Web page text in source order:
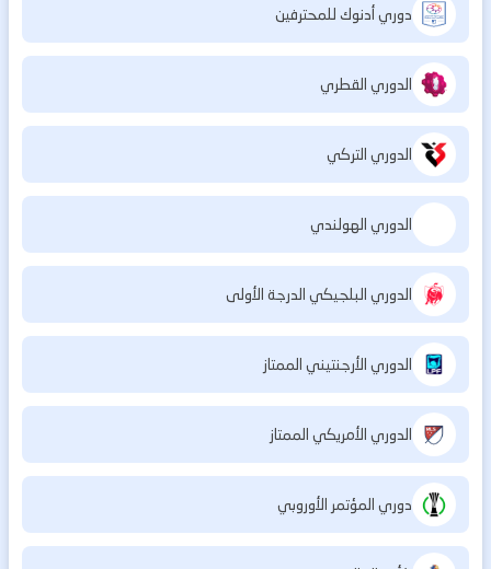
دوري أدنوك للمحترفين
الدوري القطري
الدوري التركي
الدوري الهولندي
الدوري البلجيكي الدرجة الأولى
الدوري الأرجنتيني الممتاز
الدوري الأمريكي الممتاز
دوري المؤتمر الأوروبي